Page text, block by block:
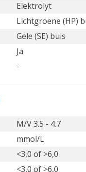
Elektrolyt
Lichtgroene (HP)
Gele (SE) buis
Ja
-
M/V 3.5 - 4.7
mmol/L
<3,0 of >6,0
<3,0 of >6,0